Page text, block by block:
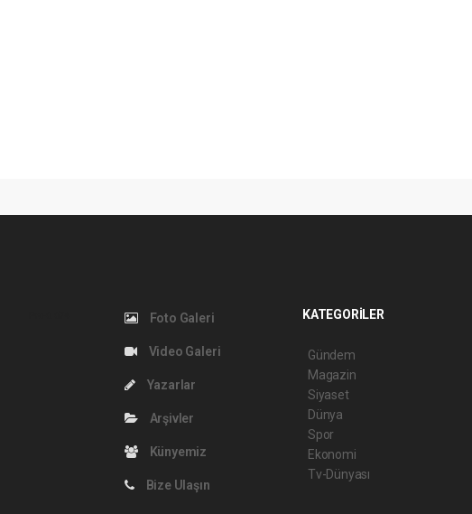
Foto Galeri
Video Galeri
Yazarlar
Arşivler
Künyemiz
Bize Ulaşın
KATEGORİLER
Gündem
Magazin
Siyaset
Dünya
Spor
Ekonomi
Tv-Dünyası